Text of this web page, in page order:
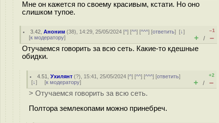
Мне он кажется по своему красивым, кстати. Но оно
слишком тупое.
3.42 ,Аноним (38), 14:29, 25/05/2024 [^] [^^] [^^^] [ответить][↓]
[к модератору]
–1
+ / –
Отучаемся говорить за всю сеть. Какие-то кдешные
обидки.
4.51 ,Ухилянт (?), 15:41, 25/05/2024 [^] [^^] [^^^] [ответить]
[↓] [к модератору]
+2
+ / –
> Отучаемся говорить за всю сеть.
Полтора землекопами можно принебреч.